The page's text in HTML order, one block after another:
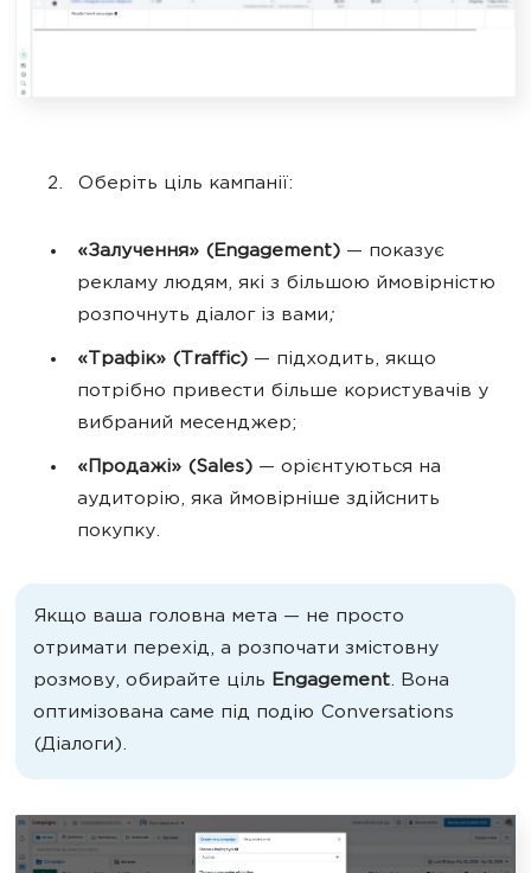
Оберіть ціль кампанії:
«Залучення» (Engagement) — показує
рекламу людям, які з більшою ймовірністю
розпочнуть діалог із вами;
«Трафік» (Traffic) — підходить, якщо
потрібно привести більше користувачів у
вибраний месенджер;
«Продажі» (Sales) — орієнтуються на
аудиторію, яка ймовірніше здійснить
покупку.
Якщо ваша головна мета — не просто
отримати перехід, а розпочати змістовну
розмову, обирайте ціль Engagement. Вона
оптимізована саме під подію Conversations
(Діалоги).